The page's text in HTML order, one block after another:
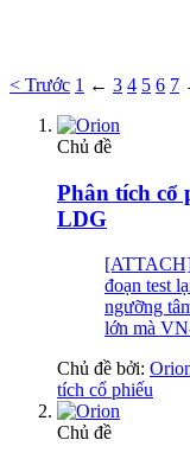
< Trước 1 ← 3 4 5 6 7
Chủ đề
Phân tích cổ
LDG
đoạn test
ngưỡng
lớn mà
Chủ đề bởi:
tích cổ phiếu
Chủ đề